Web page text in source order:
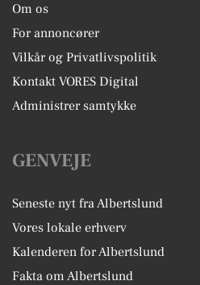
Om os
For annoncører
Vilkår og Privatlivspolitik
Kontakt VORES Digital
Administrer samtykke
GENVEJE
Seneste nyt fra Albertslund
Vores lokale erhverv
Kalenderen for Albertslund
Fakta om Albertslund